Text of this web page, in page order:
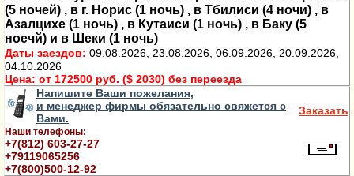
(5 ночей) , в г. Норис (1 ночь) , в Тбилиси (4 ночи) , в
Азалцихе (1 ночь) , в Кутаиси (1 ночь) , в Баку (5
ноечй) и в Шеки (1 ночь)
Даты заездов: 09.08.2026, 23.08.2026, 06.09.2026, 20.09.2026,
04.10.2026
Цена: от 172500 руб. ($ 2030) без переезда
Напишите Ваши пожелания,
и менеджер фирмы обязательно свяжется с
Вами.
Наши телефоны:
+7(812) 603-27-27
+79119065256
+7(800)500-12-92
Заказать